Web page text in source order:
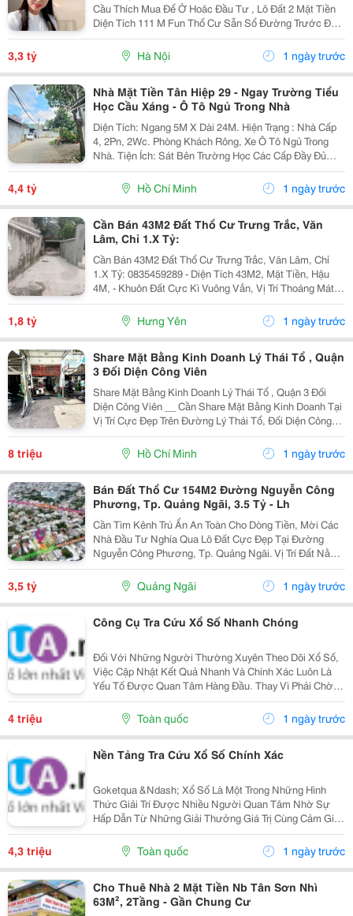
Cầu Thích Mua Để Ở Hoăc Đầu Tư , Lô Đất 2 Mặt Tiền
Diện Tích 111 M Fun Thổ Cư Sẫn Sổ Đường Trước Đất
Chuẩn Bị Đang Giải Nhựa Rộng 5,,5 M 2 Ô Tô Tránh
Nhau Vị Trí Đất Sát Trường Học Cấp 1 Thôn Thanh...
3,3 tỷ Hà Nội 1 ngày trước
Nhà Mặt Tiền Tân Hiệp 29 - Ngay Trường Tiểu
Học Cầu Xáng - Ô Tô Ngủ Trong Nhà
Diện Tích: Ngang 5M X Dài 24M. Hiện Trạng : Nhà Cấp
4, 2Pn, 2Wc. Phòng Khách Rông, Xe Ô Tô Ngủ Trong
Nhà. Tiện Ích: Sát Bên Trường Học Các Cấp Đầy Đủ
Không Thiếu Gì. Pháp Lý: Sổ Hồng Chuẩn Đang Vay
Ngân Hàng. ☎️Ace Quan Tâm Ib 0933902904 Em...
4,4 tỷ Hồ Chí Minh 1 ngày trước
Cần Bán 43M2 Đất Thổ Cư Trưng Trắc, Văn
Lâm, Chỉ 1.X Tỷ:
Cần Bán 43M2 Đất Thổ Cư Trưng Trắc, Văn Lâm, Chỉ
1.X Tỷ: 0835459289 - Diện Tích 43M2, Mặt Tiền, Hậu
4M, - Khuôn Đất Cực Kì Vuông Vắn, Vị Trí Thoáng Mát
Cực Đẹp. - Xung Quanh Đầy Đủ Tiện Ích, Cách Chợ Chỉ
150M, Cách Quốc Lô 5 Và Trường Đh Tài...
1,8 tỷ Hưng Yên 1 ngày trước
Share Mặt Bằng Kinh Doanh Lý Thái Tổ , Quận
3 Đối Diện Công Viên
Share Mặt Bằng Kinh Doanh Lý Thái Tổ , Quận 3 Đối
Diện Công Viên __ Cần Share Mặt Bằng Kinh Doanh Tại
Vị Trí Cực Đẹp Trên Đường Lý Thái Tổ, Đối Diện Công
Viên Giọt Nước Mắt, Khu Vực Đông Người Qua Lại Từ
Sáng Đến Chiều. * Địa Chỉ: 42 Đường Lý Thái...
8 triệu Hồ Chí Minh 1 ngày trước
Bán Đất Thổ Cư 154M2 Đường Nguyễn Công
Phương, Tp. Quảng Ngãi, 3.5 Tỷ - Lh
Cần Tìm Kênh Trú Ẩn An Toàn Cho Dòng Tiền, Mời Các
Nhà Đầu Tư Nghía Qua Lô Đất Cực Đẹp Tại Đường
Nguyễn Công Phương, Tp. Quảng Ngãi. Vị Trí Đất Nằm
Ngay Khu Vực Trung Tâm Phường Nghĩa Lộ, Nơi Giao
Thương Sầm Uất Và Tiềm Năng Tăng Giá Rất Rõ...
3,5 tỷ Quảng Ngãi 1 ngày trước
Công Cụ Tra Cứu Xổ Số Nhanh Chóng
Đối Với Những Người Thường Xuyên Theo Dõi Xổ Số,
Việc Cập Nhật Kết Quả Nhanh Và Chính Xác Luôn Là
Yếu Tố Được Quan Tâm Hàng Đầu. Thay Vì Phải Chờ
Đợi Thông Tin Từ Nhiều Nguồn Khác Nhau, Người
Dùng Hiện Nay Có Thể Dễ Dàng Tra Cứu Ketqua Trên
Các Nền...
4 triệu Toàn quốc 1 ngày trước
Nền Tảng Tra Cứu Xổ Số Chính Xác
Goketqua &Ndash; Xổ Số Là Một Trong Những Hình
Thức Giải Trí Được Nhiều Người Quan Tâm Nhờ Sự
Hấp Dẫn Từ Những Giải Thưởng Giá Trị Cùng Cảm Giác
Hồi Hộp Khi Chờ Đợi Kết Quả Quay Thưởng. Tuy Nhiên,
Việc Cập Nhật Thông Tin Nhanh Chóng Và Chính Xác...
4,3 triệu Toàn quốc 1 ngày trước
Cho Thuê Nhà 2 Mặt Tiền Nb Tân Sơn Nhì
63M², 2Tầng - Gần Chung Cư